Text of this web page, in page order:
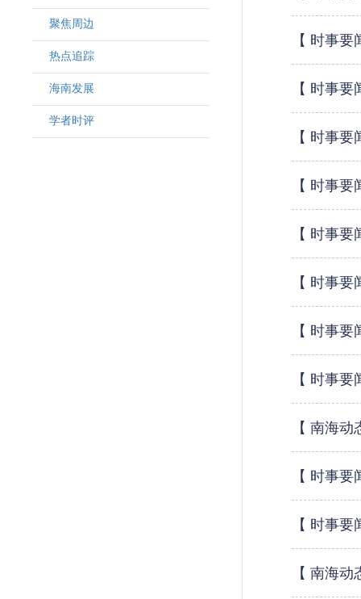
聚焦周边
热点追踪
海南发展
学者时评
【 时事
【 时事
【 时事
【 时事
【 时事
【 时事
【 时事
【 时事
【 南海
【 时事
【 时事
【 南海